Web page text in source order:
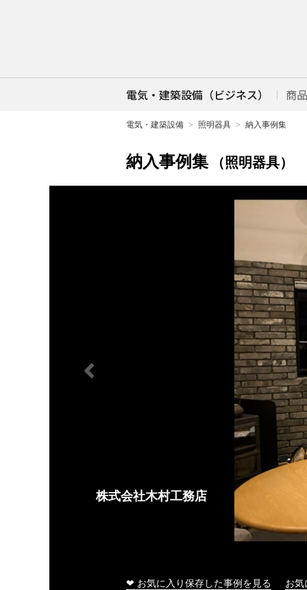
電気・建築設備（ビジネス） 商
電気・建築設備 照明器具 納入事例集
納入事例集 （照明器具）
株式会社木村工務店
❤ お気に入り保存した事例を見る お